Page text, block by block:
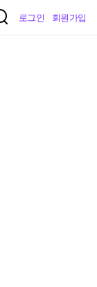
로그인 회원가입